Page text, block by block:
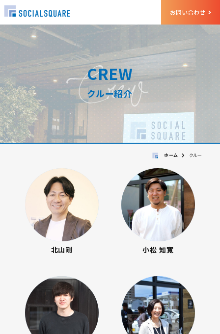
お問い合わせ
Crew
CREW
クルー紹介
ホーム クルー
北山剛 小松 知寛